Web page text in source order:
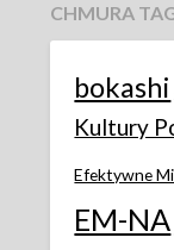
CHMURA
bokashi
Kultury
Efektywne
EM-NA